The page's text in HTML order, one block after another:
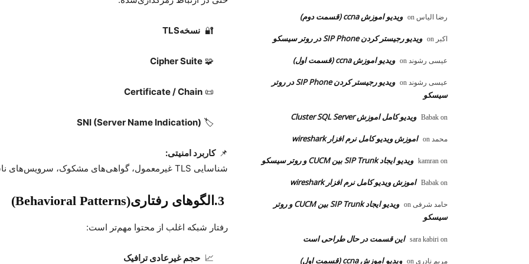
🔐 نسخهTLS
🧩
Cipher Suite
📜
Certificate / Chain
🏷
SNI (Server Name Indication)
📌 کاربرد امنیتی:
شناسایی TLS غیرمعمول، گواهی‌های مشکوک، سرویس‌های
.3 الگوهای رفتاری(Behavioral Patterns)
رفتار شبکه اغلب از محتوا مهم‌تر است:
📈 حجم غیرعادی ترافیک
رضا الیاس ویدیو اموزش ccna (قسمت دوم)
اکبر ویدیو رجیستر کردن SIP Phone در روتر سیسکو
عیسی رشوند ویدیو اموزش ccna (قسمت اول)
عیسی رشوند
ویدیو رجیستر کردن SIP Phone در روتر
سیسکو
Babak on ویدیو کامل اموزش Cluster SQL Server
محمد اموزش ویدیو کامل نرم افزار wireshark
kamran on ویدیو ایجاد SIP Trunk بین CUCM و روتر سیسکو
Babak on اموزش ویدیو کامل نرم افزار wireshark
حامد شرفی
ویدیو ایجاد SIP Trunk بین CUCM و روتر
سیسکو
sara kabiri on این قسمت در حال طراحی است
مریم نادری ویدیو اموزش ccna (قسمت اول)